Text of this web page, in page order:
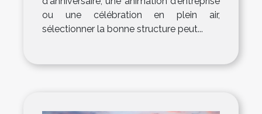
ou une célébration en plein air,
sélectionner la bonne structure peut...